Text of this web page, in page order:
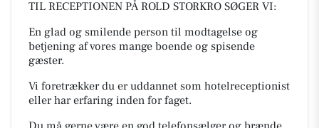
TIL RECEPTIONEN PÅ ROLD STORKRO SØGER VI:
En glad og smilende person til modtagelse og
betjening af vores mange boende og spisende
gæster.
Vi foretrækker du er uddannet som hotelreceptionist
eller har erfaring inden for faget.